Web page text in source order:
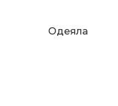
Одеяла